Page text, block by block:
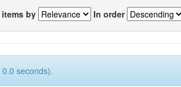
by In order
seconds).